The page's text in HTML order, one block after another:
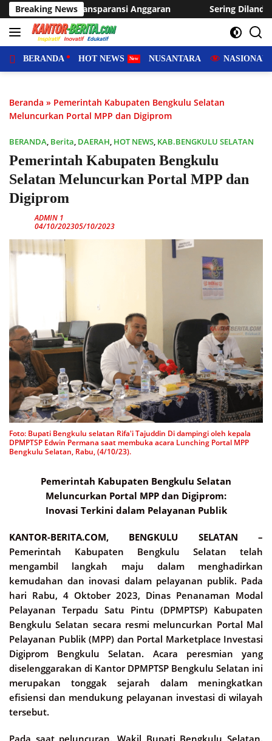
Langsung
ke
konten
Breaking NewsSering Dilanda Genangan, Desa Sukaraja Usulkan
BERANDA HOT NEWS NUSANTARA NASIONAL
Beranda » Pemerintah Kabupaten Bengkulu Selatan
Meluncurkan Portal MPP dan Digiprom
BERANDA, Berita, DAERAH, HOT NEWS, KAB.BENGKULU SELATAN
Pemerintah Kabupaten Bengkulu
Selatan Meluncurkan Portal MPP dan
Digiprom
ADMIN 1
04/10/202305/10/2023
Foto: Bupati Bengkulu selatan Rifa'i Tajuddin Di dampingi oleh kepala
DPMPTSP Edwin Permana saat membuka acara Lunching Portal MPP
Bengkulu Selatan, Rabu, (4/10/23).
Pemerintah Kabupaten Bengkulu Selatan
Meluncurkan Portal MPP dan Digiprom:
Inovasi Terkini dalam Pelayanan Publik
KANTOR-BERITA.COM, BENGKULU SELATAN –
Pemerintah Kabupaten Bengkulu Selatan telah
mengambil langkah maju dalam menghadirkan
kemudahan dan inovasi dalam pelayanan publik. Pada
hari Rabu, 4 Oktober 2023, Dinas Penanaman Modal
Pelayanan Terpadu Satu Pintu (DPMPTSP) Kabupaten
Bengkulu Selatan secara resmi meluncurkan Portal Mal
Pelayanan Publik (MPP) dan Portal Marketplace Investasi
Digiprom Bengkulu Selatan. Acara peresmian yang
diselenggarakan di Kantor DPMPTSP Bengkulu Selatan ini
merupakan tonggak sejarah dalam meningkatkan
efisiensi dan mendukung pelayanan investasi di wilayah
tersebut.
Pada saat peluncuran, Wakil Bupati Bengkulu Selatan,